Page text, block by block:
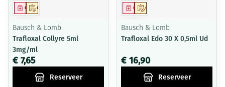
Op voorschrift
Geneesmiddel
Bausch & Lomb
Trafloxal Collyre 5ml
3mg/ml
€ 7,65
Reserveer
Op voorschrift
Geneesmiddel
Bausch & Lomb
Trafloxal Edo 30 X 0,5ml Ud
€ 16,90
Reserveer